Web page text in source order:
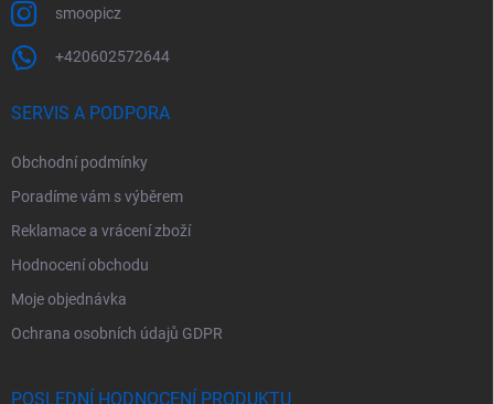
smoopicz
+420602572644
SERVIS A PODPORA
Obchodní podmínky
Poradíme vám s výběrem
Reklamace a vrácení zboží
Hodnocení obchodu
Moje objednávka
Ochrana osobních údajů GDPR
POSLEDNÍ HODNOCENÍ PRODUKTU